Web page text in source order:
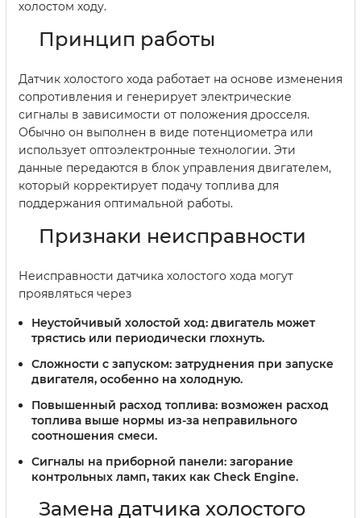
холостом ходу.
Принцип работы
Датчик холостого хода работает на основе изменения
сопротивления и генерирует электрические
сигналы в зависимости от положения дросселя.
Обычно он выполнен в виде потенциометра или
использует оптоэлектронные технологии. Эти
данные передаются в блок управления двигателем,
который корректирует подачу топлива для
поддержания оптимальной работы.
Признаки неисправности
Неисправности датчика холостого хода могут
проявляться через
Неустойчивый холостой ход: двигатель может
трястись или периодически глохнуть.
Сложности с запуском: затруднения при запуске
двигателя, особенно на холодную.
Повышенный расход топлива: возможен расход
топлива выше нормы из-за неправильного
соотношения смеси.
Сигналы на приборной панели: загорание
контрольных ламп, таких как Check Engine.
Замена датчика холостого